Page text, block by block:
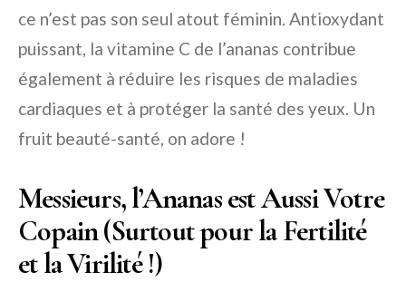
ce n’est pas son seul atout féminin. Antioxydant
puissant, la vitamine C de l’ananas contribue
également à réduire les risques de maladies
cardiaques et à protéger la santé des yeux. Un
fruit beauté-santé, on adore !
Messieurs, l’Ananas est Aussi Votre
Copain (Surtout pour la Fertilité
et la Virilité !)